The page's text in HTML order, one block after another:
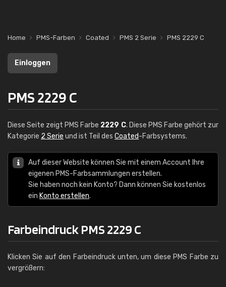
Home PMS-Farben Coated PMS 2 Serie PMS 2229 C
Einloggen
PMS 2229 C
Diese Seite zeigt PMS Farbe 2229 C. Diese PMS Farbe gehört zur
Kategorie 2 Serie und ist Teil des Coated-Farbsystems.
Auf dieser Website können Sie mit einem Account Ihre
eigenen PMS-Farbsammlungen erstellen.
Sie haben noch kein Konto? Dann können Sie kostenlos
ein Konto erstellen.
Farbeindruck PMS 2229 C
Klicken Sie auf den Farbeindruck unten, um diese PMS Farbe zu
vergrößern: